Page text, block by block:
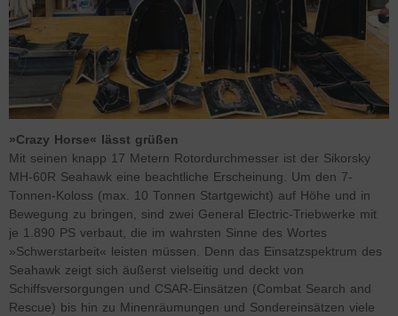
»Crazy Horse« lässt grüßen
Mit seinen knapp 17 Metern Rotordurchmesser ist der Sikorsky
MH-60R Seahawk eine beachtliche Erscheinung. Um den 7-
Tonnen-Koloss (max. 10 Tonnen Startgewicht) auf Höhe und in
Bewegung zu bringen, sind zwei General Electric-Triebwerke mit
je 1.890 PS verbaut, die im wahrsten Sinne des Wortes
»Schwerstarbeit« leisten müssen. Denn das Einsatzspektrum des
Seahawk zeigt sich äußerst vielseitig und deckt von
Schiffsversorgungen und CSAR-Einsätzen (Combat Search and
Rescue) bis hin zu Minenräumungen und Sondereinsätzen viele